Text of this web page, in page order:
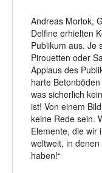
Andreas Morlok,
Delfine erhielten
Publikum aus. Je
Pirouetten oder
Applaus des
harte
was sicherlich
ist! Von einem
keine Rede sein.
Elemente, die wir
weltweit, in
haben!“